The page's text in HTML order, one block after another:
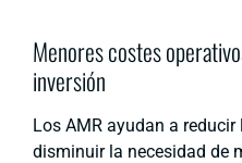
Menores costes
inversión
Los AMR ayudan a
disminuir la necesidad de